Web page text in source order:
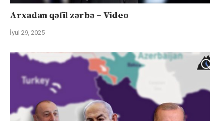
Arxadan qəfil zərbə – Video
İyul 29, 2025